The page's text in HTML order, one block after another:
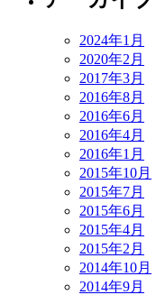
2024年1月
2020年2月
2017年3月
2016年8月
2016年6月
2016年4月
2016年1月
2015年10月
2015年7月
2015年6月
2015年4月
2015年2月
2014年10月
2014年9月